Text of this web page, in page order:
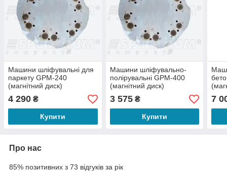
Машини шліфувальні для
паркету GPM-240
(магнітний диск)
4 290 ₴
Купити
Машини шліфувально-
полірувальні GPM-400
(магнітний диск)
3 575₴
Купити
7
Про нас
85% позитивних з 73 відгуків за рік